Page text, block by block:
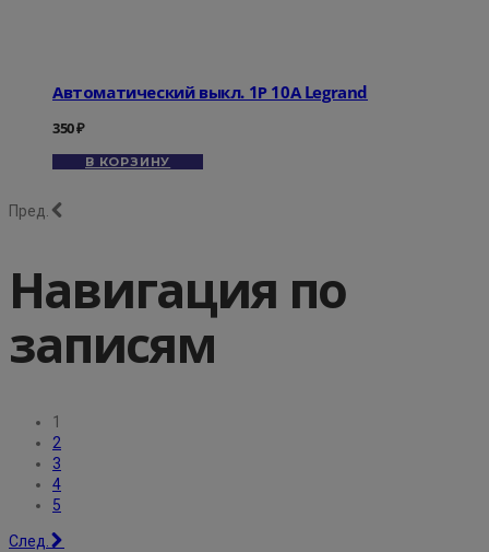
Автоматический выкл. 1Р 10А Legrand
350₽
В КОРЗИНУ
Пред.
Навигация по
записям
1
2
3
4
5
След.